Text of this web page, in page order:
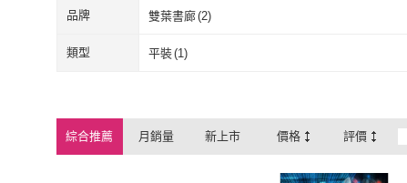
品牌 雙葉書廊(2)
雙葉書廊
類型 平裝(1)
綜合推薦 月銷量 新上市 價格 評價